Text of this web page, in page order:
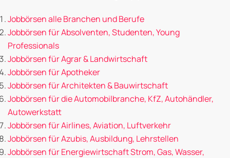
Jobbörsen alle Branchen und Berufe
Jobbörsen für Absolventen, Studenten, Young
Professionals
Jobbörsen für Agrar & Landwirtschaft
Jobbörsen für Apotheker
Jobbörsen für Architekten & Bauwirtschaft
Jobbörsen für die Automobilbranche, KfZ, Autohändler,
Autowerkstatt
Jobbörsen für Airlines, Aviation, Luftverkehr
Jobbörsen für Azubis, Ausbildung, Lehrstellen
Jobbörsen für Energiewirtschaft Strom, Gas, Wasser,